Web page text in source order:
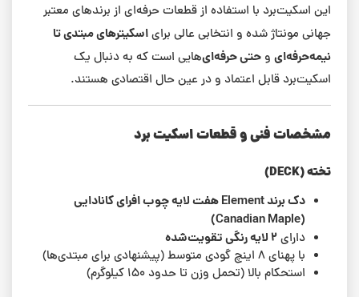
این اسکیت‌برد با استفاده از قطعات حرفه‌ای از برندهای معتبر
جهانی مونتاژ شده و انتخابی عالی برایاسکیترهای مبتدی تا
نیمه‌حرفه‌ای و حتی حرفه‌ای‌هایی است که به دنبال یک
اسکیت‌برد قابل اعتماد و در عین حال اقتصادی هستند.
مشخصات فنی و قطعات اسکیت برد
تخته (DECK)
دک برند Element هفت لایه چوب افرای کانادایی
(Canadian Maple)
دارای۲ لایه رنگی تقویت‌شده
با پهنای ۸ اینچ گودی متوسط (پیشنهادی برای مبتدی‌ها)
استحکام بالا (تحمل وزن تا حدود ۱۵۰ کیلوگرم)